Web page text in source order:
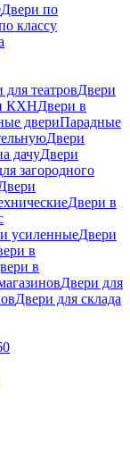
Двери по
классу
для театровДвери
КХНДвери в
двериПарадные
Двери
дачуДвери
загородного
Двери в
усиленныеДвери
в
в
Двери для
Двери для склада